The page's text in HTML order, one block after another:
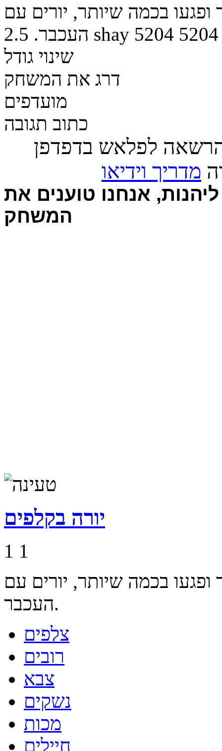
בכמה שיותר, יורים עם
העכבר. 2.5 shay 5204 5204
שינוי גודל
דרג את המשחק
מועדפים
כתוב תגובה
לפלאש בדפדפן
מדריך וידיאו
אנחנו טוענים את
המשחק
יורה בקלפים
1 1
בכמה שיותר, יורים עם
העכבר.
צלפים
רובים
צבא
נשקים
מכות
חיילים